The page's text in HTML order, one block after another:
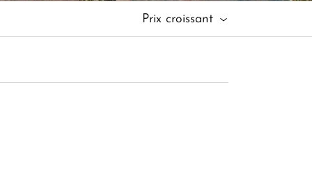
Prix croissant